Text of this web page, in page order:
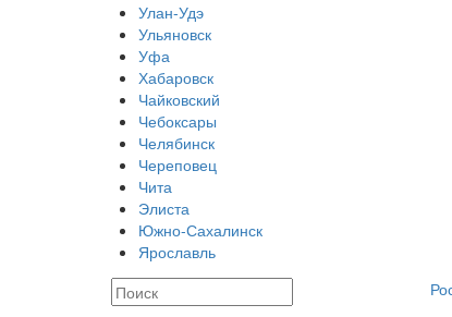
Улан-Удэ
Ульяновск
Уфа
Хабаровск
Чайковский
Чебоксары
Челябинск
Череповец
Чита
Элиста
Южно-Сахалинск
Ярославль